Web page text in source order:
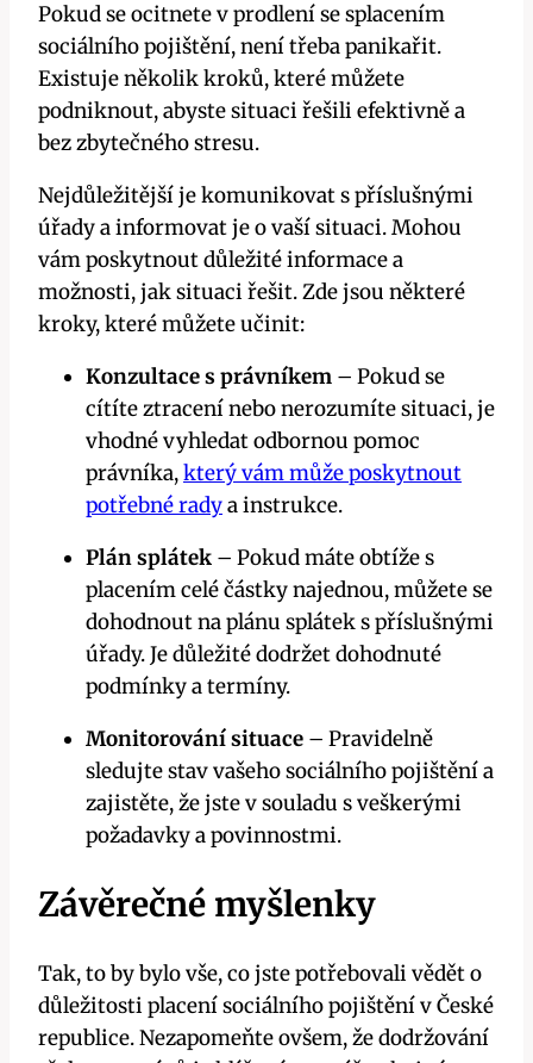
Pokud se ocitnete v prodlení se splacením
sociálního pojištění, není třeba panikařit.
Existuje několik kroků, které můžete
podniknout, abyste situaci řešili efektivně a
bez zbytečného stresu.
Nejdůležitější je komunikovat s příslušnými
úřady a informovat je o vaší situaci. Mohou
vám poskytnout důležité informace a
možnosti, jak situaci řešit. Zde jsou některé
kroky, které můžete učinit:
Konzultace s právníkem – Pokud se
cítíte ztracení nebo nerozumíte situaci, je
vhodné vyhledat odbornou pomoc
právníka,který vám může poskytnout
potřebné radya instrukce.
Plán splátek – Pokud máte obtíže s
placením celé částky najednou, můžete se
dohodnout na plánu splátek s příslušnými
úřady. Je důležité dodržet dohodnuté
podmínky a termíny.
Monitorování situace – Pravidelně
sledujte stav vašeho sociálního pojištění a
zajistěte, že jste v souladu s veškerými
požadavky a povinnostmi.
Závěrečné myšlenky
Tak, to by bylo vše, co jste potřebovali vědět o
důležitosti placení sociálního pojištění v České
republice. Nezapomeňte ovšem, že dodržování